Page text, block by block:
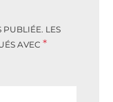
PUBLIÉE. LES
AVEC *